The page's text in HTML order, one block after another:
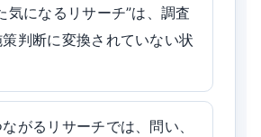
気になるリサーチ”は、調査
判断に変換されていない状
がるリサーチでは、問い、